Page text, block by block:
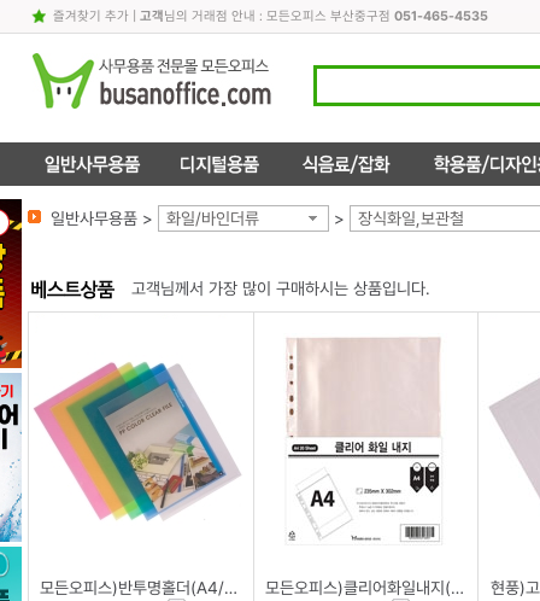
즐겨찾기 추가| 고객님의 거래점 안내 : 모든오피스 부산중구점 051-465-4535
일반사무용품 > 화일/바인더류 > 장식화일,보관철
고객님께서 가장 많이 구매하시는 상품입니다.
모든오피스)반투명홀더(A4/투명)-팩(10개입)
모든오피스)클리어화일내지(A4/20매)
현풍)고